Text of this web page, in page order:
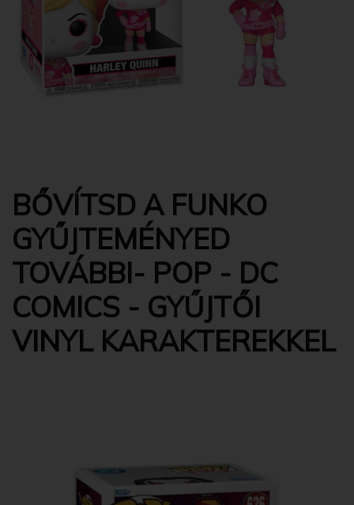
BŐVÍTSD A FUNKO
GYŰJTEMÉNYED
TOVÁBBI- POP - DC
COMICS - GYŰJTŐI
VINYL KARAKTEREKKEL